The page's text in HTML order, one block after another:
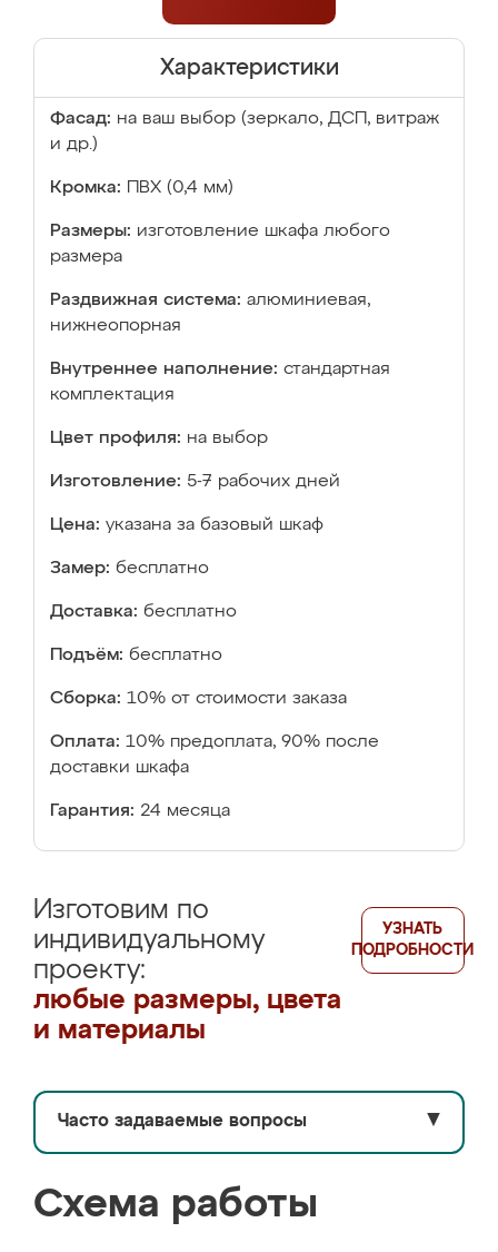
Характеристики
Фасад: на ваш выбор (зеркало, ДСП, витраж
и др.)
Кромка: ПВХ (0,4 мм)
Размеры: изготовление шкафа любого
размера
Раздвижная система: алюминиевая,
нижнеопорная
Внутреннее наполнение: стандартная
комплектация
Цвет профиля: на выбор
Изготовление: 5-7 рабочих дней
Цена: указана за базовый шкаф
Замер: бесплатно
Доставка: бесплатно
Подъём: бесплатно
Сборка: 10% от стоимости заказа
Оплата: 10% предоплата, 90% после
доставки шкафа
Гарантия: 24 месяца
Изготовим по
индивидуальному
проекту:
любые размеры, цвета
и материалы
УЗНАТЬ
ПОДРОБНОСТИ
Часто задаваемые вопросы ▼
Схема работы